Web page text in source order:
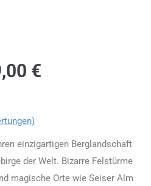
€
einzigartigen Berglandschaft
der Welt. Bizarre Felstürme
magische Orte wie Seiser Alm